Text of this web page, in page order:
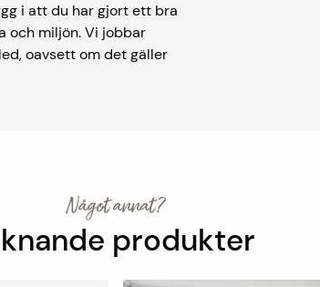
i att du har gjort ett bra
och miljön. Vi jobbar
oavsett om det gäller
Något annat?
produkter